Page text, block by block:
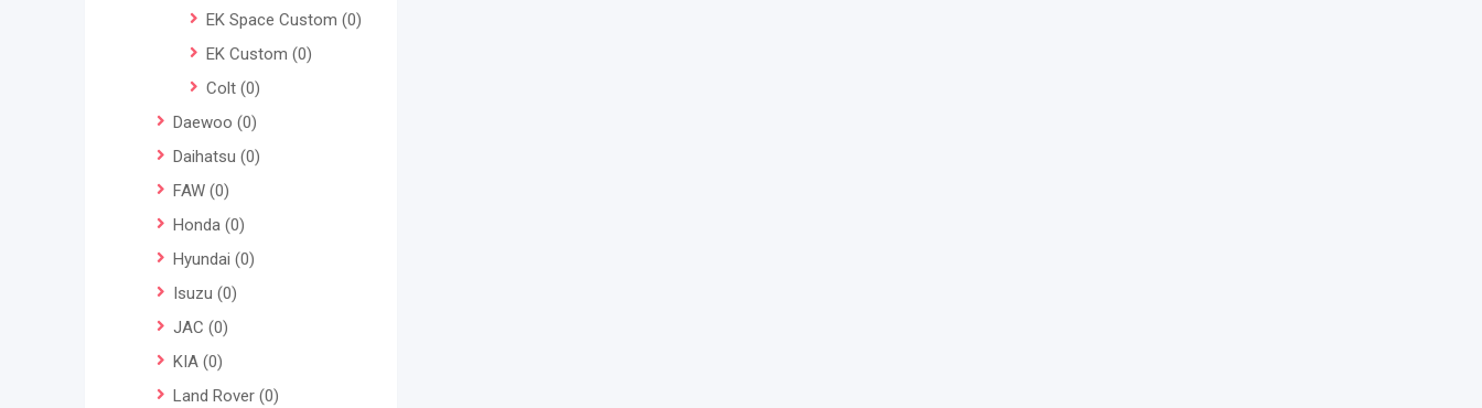
EK Space Custom (0)
EK Custom (0)
Colt (0)
Daewoo (0)
Daihatsu (0)
FAW (0)
Honda (0)
Hyundai (0)
Isuzu (0)
JAC (0)
KIA (0)
Land Rover (0)